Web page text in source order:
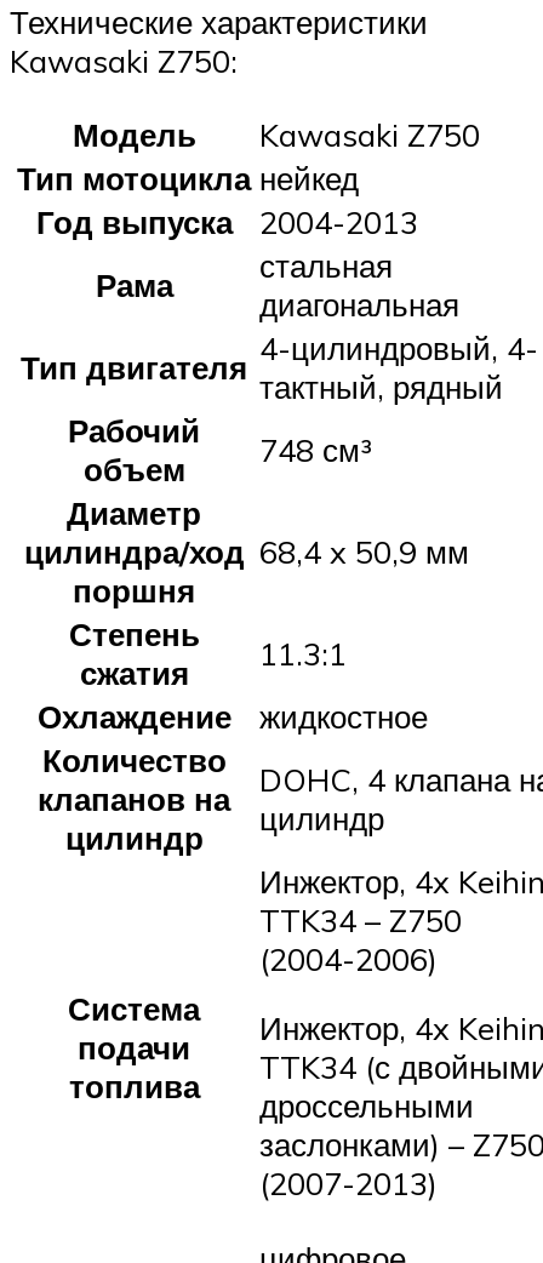
Технические характеристики
Kawasaki Z750:
Модель
Kawasaki Z750
Тип мотоцикла нейкед
Год выпуска
2004-2013
Рама
стальная
диагональная
Тип двигателя 4-цилиндровый, 4-
тактный, рядный
Рабочий
объем
748 см³
Диаметр
цилиндра/ход
поршня
68,4 x 50,9 мм
Степень
сжатия
11.3:1
Охлаждение
жидкостное
Количество
клапанов на
цилиндр
DOHC, 4 клапана
цилиндр
Система
подачи
топлива
Инжектор, 4x
TTK34 – Z750
(2004-2006)
Инжектор, 4x
TTK34 (с
дроссельными
заслонками) –
(2007-2013)